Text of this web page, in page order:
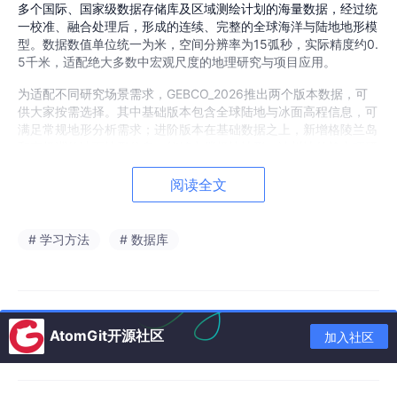
多个国际、国家级数据存储库及区域测绘计划的海量数据，经过统
一校准、融合处理后，形成的连续、完整的全球海洋与陆地地形模
型。数据数值单位统一为米，空间分辨率为15弧秒，实际精度约0.
5千米，适配绝大多数中宏观尺度的地理研究与项目应用。
为适配不同研究场景需求，GEBCO_2026推出两个版本数据，可
供大家按需选择。其中基础版本包含全球陆地与冰面高程信息，可
满足常规地形分析需求；进阶版本在基础数据之上，新增格陵兰岛
坐标投影：GCS_WGS_1984
中精准裁剪出全国、分省、分城市多尺度的DEM数据，数据边界规
范、精准度有保障。
数据格式：TIF
阅读全文
# 学习方法 # 数据库
AtomGit开源社区 加入社区